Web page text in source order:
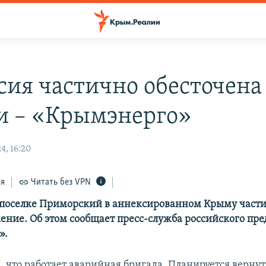
частично обесточена
– «Крымэнерго»
16:20
Читать без VPN
Приморский в аннексированном Крыму
Об этом сообщает пресс-служба российского